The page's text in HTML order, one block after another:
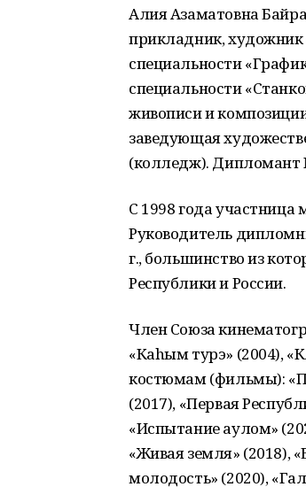
Алия Азаматовна
прикладник,
специальности
специальности
живописи и
заведующая
(колледж). Дипломант
С 1998 года
Руководитель
г., большинство из
Республики и России.
Член Союза
«Каhым турэ» (2004),
костюмам (фильмы):
(2017), «Первая
«Испытание аулом»
«Живая земля» (2018),
молодость» (2020),